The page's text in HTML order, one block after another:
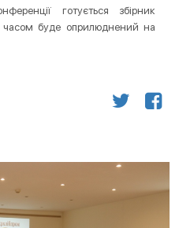
готується збірник
часом буде оприлюднений на